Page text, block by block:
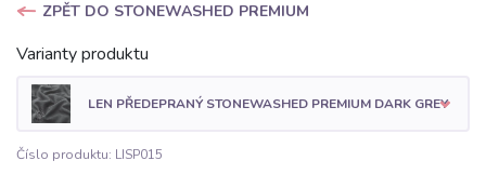
ZPĚT DO STONEWASHED PREMIUM
Varianty produktu
LEN PŘEDEPRANÝ STONEWASHED PREMIUM DARK GREY
Číslo produktu: LISP015